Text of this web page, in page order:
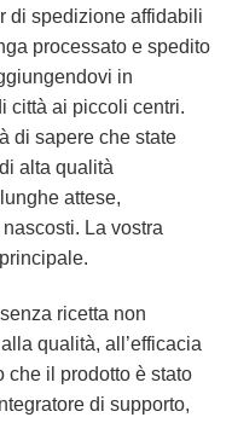
di spedizione affidabili
processato e spedito
in
città ai piccoli centri.
di sapere che state
alta qualità
attese,
La vostra
senza ricetta non
qualità, all’efficacia
che il prodotto è stato
di supporto,